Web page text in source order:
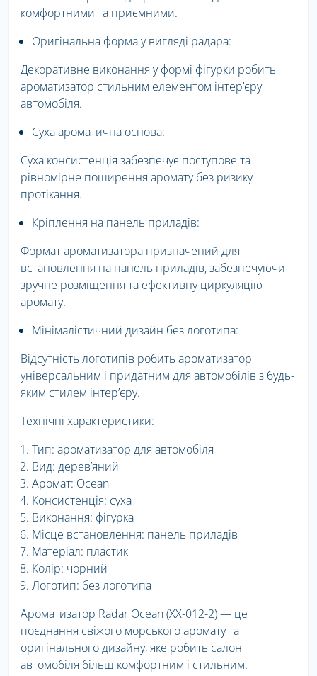
комфортними та приємними.
Оригінальна форма у вигляді радара:
Декоративне виконання у формі фігурки робить
ароматизатор стильним елементом інтер’єру
автомобіля.
Суха ароматична основа:
Суха консистенція забезпечує поступове та
рівномірне поширення аромату без ризику
протікання.
Кріплення на панель приладів:
Формат ароматизатора призначений для
встановлення на панель приладів, забезпечуючи
зручне розміщення та ефективну циркуляцію
аромату.
Мінімалістичний дизайн без логотипа:
Відсутність логотипів робить ароматизатор
універсальним і придатним для автомобілів з будь-
яким стилем інтер’єру.
Технічні характеристики:
Тип: ароматизатор для автомобіля
Вид: дерев’яний
Аромат: Ocean
Консистенція: суха
Виконання: фігурка
Місце встановлення: панель приладів
Матеріал: пластик
Колір: чорний
Логотип: без логотипа
Ароматизатор Radar Ocean (XX-012-2) — це
поєднання свіжого морського аромату та
оригінального дизайну, яке робить салон
автомобіля більш комфортним і стильним.